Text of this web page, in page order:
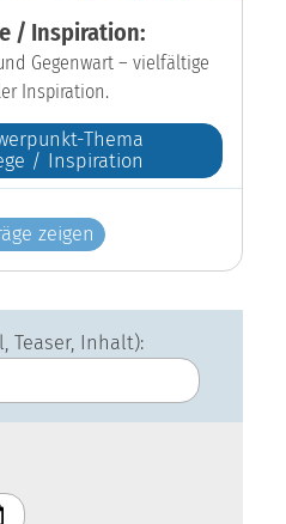
/ Inspiration:
Gegenwart – vielfältige
Inspiration.
Thema
/ Inspiration
zeigen
Teaser, Inhalt):